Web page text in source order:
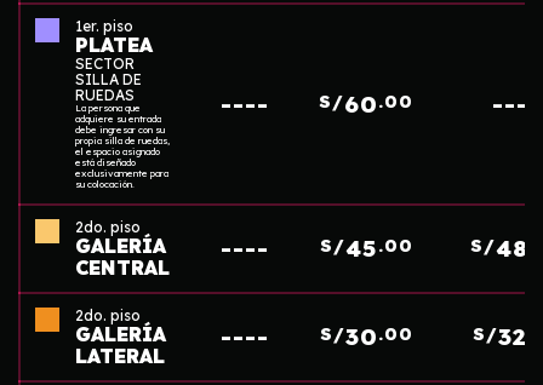
1er. piso
PLATEA
SECTOR
SILLA DE
RUEDAS
La persona que
adquiere su entrada
debe ingresar con su
propia silla de ruedas,
el espacio asignado
está diseñado
exclusivamente para
su colocación.
---- S/60.00 ----
2do. piso
GALERÍA
CENTRAL
---- S/45.00 S/48
2do. piso
GALERÍA
LATERAL
---- S/30.00 S/32